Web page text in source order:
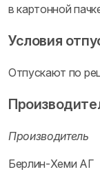
в картонной
Условия
Отпускают по
Производитель
Берлин-Хеми АГ